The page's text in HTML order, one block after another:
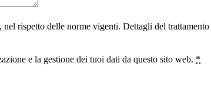
rispetto delle norme vigenti. Dettagli del
e la gestione dei tuoi dati da questo sito web. *